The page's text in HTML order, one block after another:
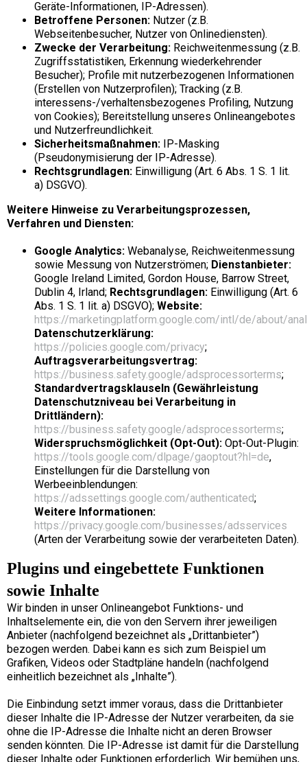
Geräte-Informationen, IP-Adressen).
Betroffene Personen: Nutzer (z.B.
Webseitenbesucher, Nutzer von Onlinediensten).
Zwecke der Verarbeitung: Reichweitenmessung (z.B.
Zugriffsstatistiken, Erkennung wiederkehrender
Besucher); Profile mit nutzerbezogenen Informationen
(Erstellen von Nutzerprofilen); Tracking (z.B.
interessens-/verhaltensbezogenes Profiling, Nutzung
von Cookies); Bereitstellung unseres Onlineangebotes
und Nutzerfreundlichkeit.
Sicherheitsmaßnahmen: IP-Masking
(Pseudonymisierung der IP-Adresse).
Rechtsgrundlagen: Einwilligung (Art. 6 Abs. 1 S. 1 lit.
a) DSGVO).
Weitere Hinweise zu Verarbeitungsprozessen,
Verfahren und Diensten:
Google Analytics: Webanalyse, Reichweitenmessung
sowie Messung von Nutzerströmen; Dienstanbieter:
Google Ireland Limited, Gordon House, Barrow Street,
Dublin 4, Irland; Rechtsgrundlagen: Einwilligung (Art. 6
Abs. 1 S. 1 lit. a) DSGVO); Website:
https://marketingplatform.google.com/intl/de/about/
Datenschutzerklärung:
https://policies.google.com/privacy;
Auftragsverarbeitungsvertrag:
https://business.safety.google/adsprocessorterms;
Standardvertragsklauseln (Gewährleistung
Datenschutzniveau bei Verarbeitung in
Drittländern):
https://business.safety.google/adsprocessorterms;
Widerspruchsmöglichkeit (Opt-Out): Opt-Out-Plugin:
https://tools.google.com/dlpage/gaoptout?hl=de,
Einstellungen für die Darstellung von
Werbeeinblendungen:
https://adssettings.google.com/authenticated;
Weitere Informationen:
https://privacy.google.com/businesses/adsservices
(Arten der Verarbeitung sowie der verarbeiteten Daten).
Plugins und eingebettete Funktionen
sowie Inhalte
Wir binden in unser Onlineangebot Funktions- und
Inhaltselemente ein, die von den Servern ihrer jeweiligen
Anbieter (nachfolgend bezeichnet als „Drittanbieter”)
bezogen werden. Dabei kann es sich zum Beispiel um
Grafiken, Videos oder Stadtpläne handeln (nachfolgend
einheitlich bezeichnet als „Inhalte”).
Die Einbindung setzt immer voraus, dass die Drittanbieter
dieser Inhalte die IP-Adresse der Nutzer verarbeiten, da sie
ohne die IP-Adresse die Inhalte nicht an deren Browser
senden könnten. Die IP-Adresse ist damit für die Darstellung
dieser Inhalte oder Funktionen erforderlich. Wir bemühen uns,